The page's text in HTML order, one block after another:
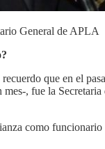
General de APLA
que en el
, fue la
como